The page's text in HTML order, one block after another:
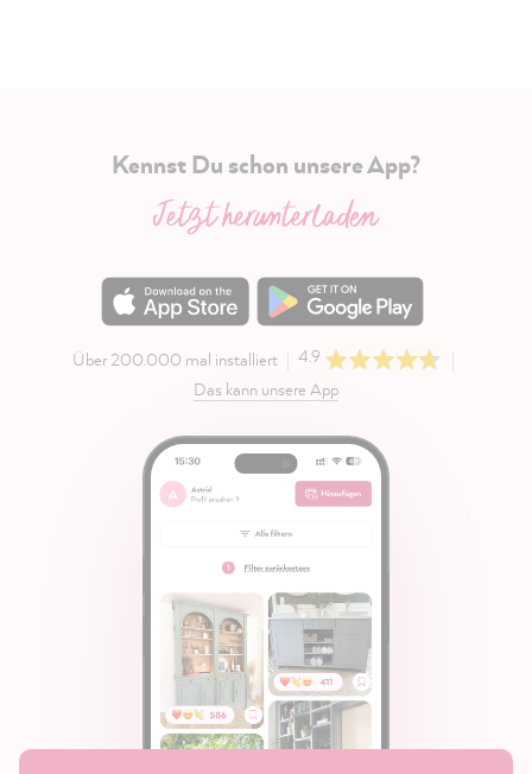
Kennst Du schon unsere App?
Jetzt herunterladen
Über 200.000 mal installiert
4.9
Das kann unsere App